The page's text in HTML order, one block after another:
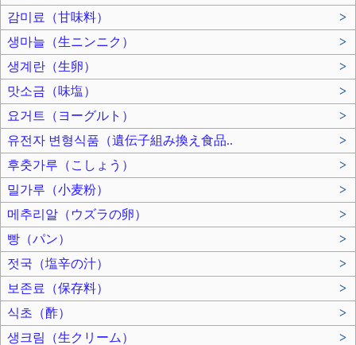
감미료（甘味料）
>
생마늘（生ニンニク）
>
생계란（生卵）
>
맛소금（味塩）
>
요거트（ヨーグルト）
>
유전자 변형식품（遺伝子組み換え食品..
>
후춧가루（こしょう）
>
밀가루（小麦粉）
>
메추리알（ウズラの卵）
>
빵（パン）
>
젓국（塩辛の汁）
>
보존료（保存料）
>
식초（酢）
>
생크림（生クリーム）
>